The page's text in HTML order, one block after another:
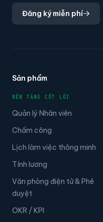
Đăng ký miễn phí
Sản phẩm
NỀN TẢNG CỐT LÕI
Quản lý Nhân viên
Chấm công
Lịch làm việc thông minh
Tính lương
Văn phòng điện tử & Phê
duyệt
OKR / KPI